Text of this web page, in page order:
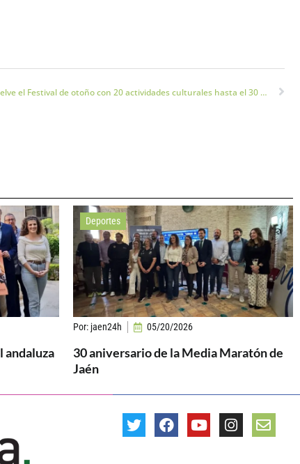
Vuelve el Festival de otoño con 20 actividades culturales hasta el 30 de noviembre
andaluza
Deportes
Por: jaen24h 05/20/2026
30 aniversario de la Media Maratón de
Jaén